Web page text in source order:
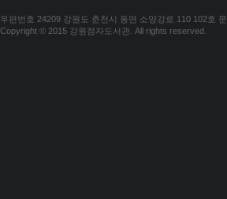
우편번호 24209 강원도 춘천시 동면 소양강로 110 102호
Copyright © 2015 강원점자도서관. All rights reserved.